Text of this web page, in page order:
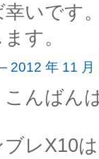
いです
す。
2012 年 11
んばん
レX10